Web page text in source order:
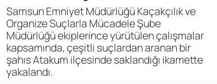
Samsun Emniyet Müdürlüğü Kaçakçılık ve
Organize Suçlarla Mücadele Şube
Müdürlüğü ekiplerince yürütülen çalışmalar
kapsamında, çeşitli suçlardan aranan bir
şahıs Atakum ilçesinde saklandığı ikamette
yakalandı.
Bölge
Dünya
Ekonomi
Haber Arşivi